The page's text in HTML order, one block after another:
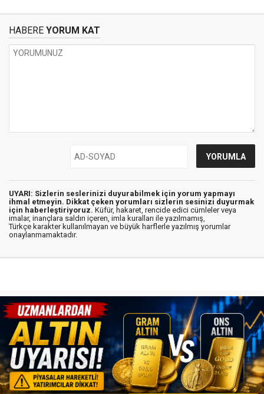
HABERE YORUM KAT
UYARI: Sizlerin seslerinizi duyurabilmek için yorum yapmayı
ihmal etmeyin. Dikkat çeken yorumları sizlerin sesinizi duyurmak
için haberleştiriyoruz. Küfür, hakaret, rencide edici cümleler veya
imalar, inançlara saldırı içeren, imla kuralları ile yazılmamış,
Türkçe karakter kullanılmayan ve büyük harflerle yazılmış yorumlar
onaylanmamaktadır.